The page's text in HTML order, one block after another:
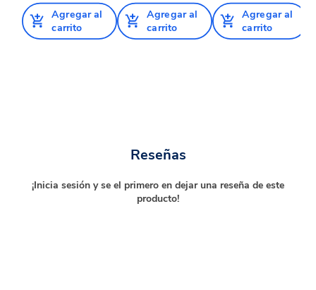
Agregar al
carrito
Agregar al
carrito
Agregar al
carrito
Reseñas
¡Inicia sesión y se el primero en dejar una reseña de este
producto!